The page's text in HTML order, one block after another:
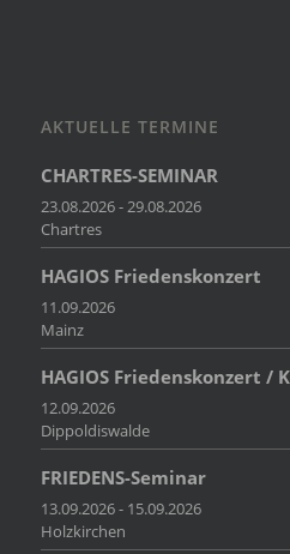
AKTUELLE TERMINE
CHARTRES-SEMINAR
23.08.2026 - 29.08.2026
Chartres
HAGIOS Friedenskonzert
11.09.2026
Mainz
HAGIOS Friedenskonzert /
12.09.2026
Dippoldiswalde
FRIEDENS-Seminar
13.09.2026 - 15.09.2026
Holzkirchen